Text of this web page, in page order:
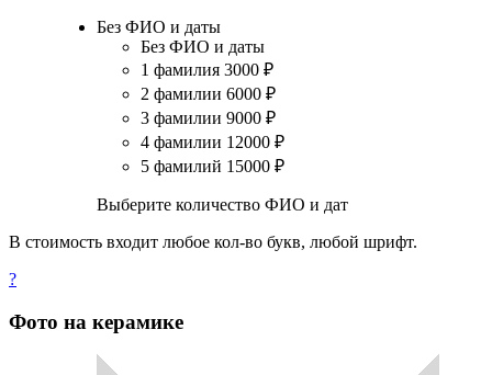
Без ФИО и даты
Без ФИО и даты
1 фамилия 3000 ₽
2 фамилии 6000 ₽
3 фамилии 9000 ₽
4 фамилии 12000 ₽
5 фамилий 15000 ₽
Выберите количество ФИО и дат
В стоимость входит любое кол-во букв, любой шрифт.
?
Фото на керамике